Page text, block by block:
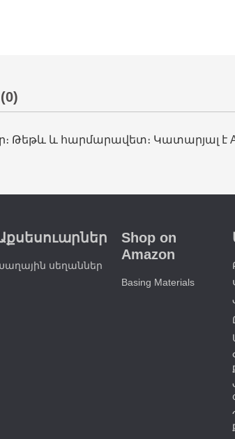
Թեթև և հարմարավետ։ Կատարյալ
սեղաններ
Shop on
Amazon
Basing Materials